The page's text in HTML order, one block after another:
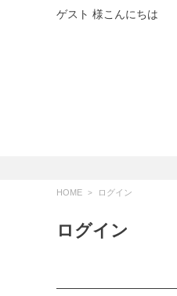
ゲスト 様こんにちは
HOME ログイン
ログイン